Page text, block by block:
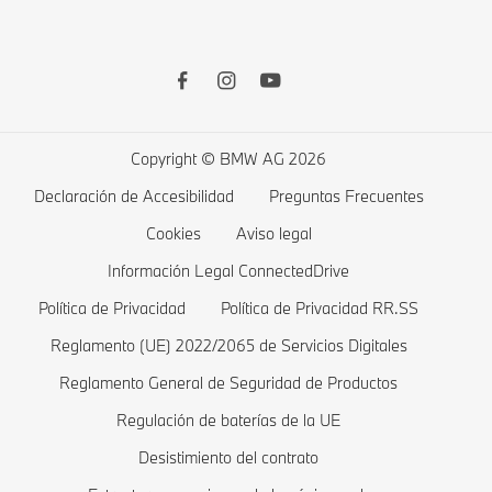
Tienda
Comparar
Tienda BMW Lifestyle
Valoración de BMW
Pide una prueba
BMW Serie 2
BMW Serie M
BMW Berlinas
BMW Concept cars
BMW Vehículos blindados
Costes de un vehículos eléctrico
Híbridos enchufables BMW
Copyright © BMW AG 2026
Declaración de Accesibilidad
Preguntas Frecuentes
Cookies
Aviso legal
Información Legal ConnectedDrive
Política de Privacidad
Política de Privacidad RR.SS
Reglamento (UE) 2022/2065 de Servicios Digitales
Reglamento General de Seguridad de Productos
Regulación de baterías de la UE
Desistimiento del contrato